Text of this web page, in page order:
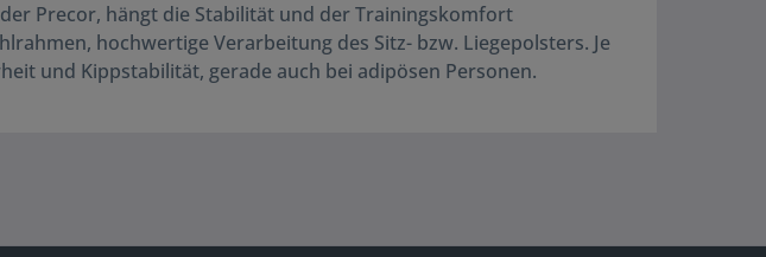
Precor, hängt die Stabilität und der Trainingskomfort
hochwertige Verarbeitung des Sitz- bzw. Liegepolsters. Je
und Kippstabilität, gerade auch bei adipösen Personen.